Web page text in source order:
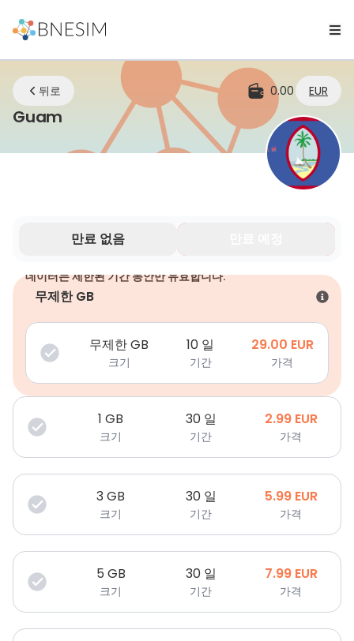
뒤로 0.00 EUR
Guam eSIM | 어디에 있든 연결 유지
만료 없음
데이터는 제한된 기간 동안만 유효합니다.
무제한 GB
무제한 GB
크기
10 일
기간
29.00 EUR
가격
1 GB
크기
30 일
기간
2.99 EUR
가격
3GB
크기
30 일
기간
5.99 EUR
가격
5 GB
크기
30 일
기간
7.99 EUR
가격